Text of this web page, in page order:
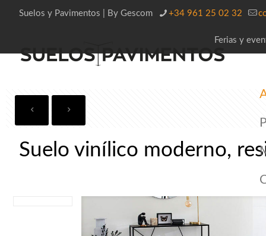
Suelos y Pavimentos | By Gescom +34 961 25 02 32
Ferias y
Suelo vinílico moderno,